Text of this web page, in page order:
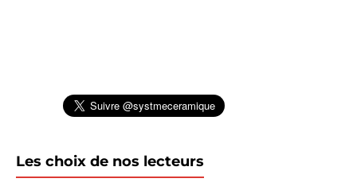
Les choix de nos lecteurs